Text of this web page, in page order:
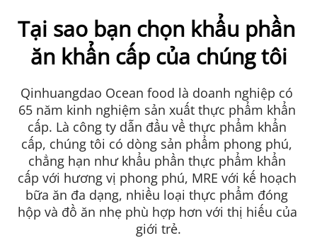
Tại sao bạn chọn khẩu phần
ăn khẩn cấp của chúng tôi
Qinhuangdao Ocean food là doanh nghiệp có
65 năm kinh nghiệm sản xuất thực phẩm khẩn
cấp. Là công ty dẫn đầu về thực phẩm khẩn
cấp, chúng tôi có dòng sản phẩm phong phú,
chẳng hạn như khẩu phần thực phẩm khẩn
cấp với hương vị phong phú, MRE với kế hoạch
bữa ăn đa dạng, nhiều loại thực phẩm đóng
hộp và đồ ăn nhẹ phù hợp hơn với thị hiếu của
giới trẻ.